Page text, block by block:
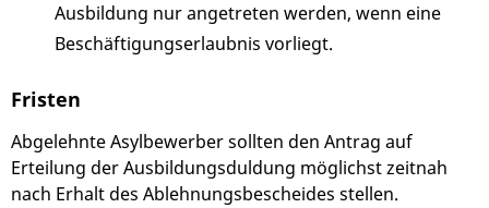
Ausbildung nur angetreten werden, wenn eine
Beschäftigungserlaubnis vorliegt.
Fristen
Abgelehnte Asylbewerber sollten den Antrag auf
Erteilung der Ausbildungsduldung möglichst zeitnah
nach Erhalt des Ablehnungsbescheides stellen.